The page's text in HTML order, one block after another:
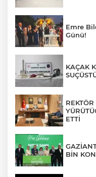
Emre
Günü!
KAÇAK
ETTİ
BİN